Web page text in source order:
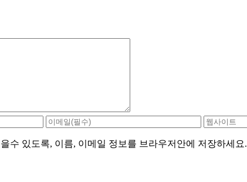
수 있도록, 이름, 이메일 정보를 브라우저안에 저장하세요.